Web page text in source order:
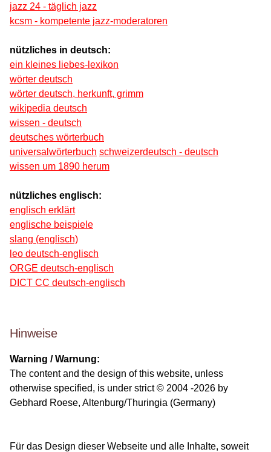
jazz 24 - täglich jazz
kcsm - kompetente jazz-moderatoren
nützliches in deutsch:
ein kleines liebes-lexikon
wörter deutsch
wörter deutsch, herkunft, grimm
wikipedia deutsch
wissen - deutsch
deutsches wörterbuch
universalwörterbuch schweizerdeutsch - deutsch
wissen um 1890 herum
nützliches englisch:
englisch erklärt
englische beispiele
slang (englisch)
leo deutsch-englisch
ORGE deutsch-englisch
DICT CC deutsch-englisch
Hinweise
Warning / Warnung:
The content and the design of this website, unless
otherwise specified, is under strict © 2004 -2026 by
Gebhard Roese, Altenburg/Thuringia (Germany)
Für das Design dieser Webseite und alle Inhalte, soweit